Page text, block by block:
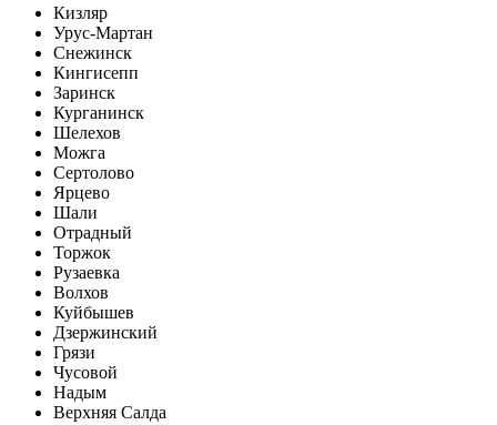
Кизляр
Урус-Мартан
Снежинск
Кингисепп
Заринск
Курганинск
Шелехов
Можга
Сертолово
Ярцево
Шали
Отрадный
Торжок
Рузаевка
Волхов
Куйбышев
Дзержинский
Грязи
Чусовой
Надым
Верхняя Салда